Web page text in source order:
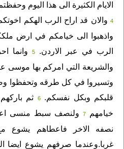
الايام الكثيرة الى هذا اليوم
4والان قد اراح الرب الهكم
واذهبوا الى خيامكم في ارض
الرب في عبر الاردن.
5وانما
والشريعة التي امركم بها موسى
وتسيروا في كل طرقه وتحفظوا
قلبكم وبكل نفسكم.
6ثم
خيامهم
7ولنصف سبط منسى
نصفه الاخر فاعطاهم يشوع
غربا.وعندما صرفهم يشوع ايضا